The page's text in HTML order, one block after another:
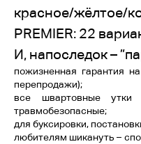
красное/жёлтое/
PREMIER: 22
И, напоследок –
пожизненная гарантия
перепродажи);
все швартовные
травмобезопасные;
для буксировки,
любителям шикануть –